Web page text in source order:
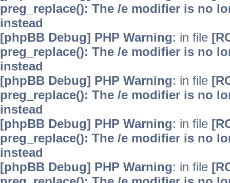
preg_replace(): The /e modifier is no
instead
[phpBB Debug] PHP Warning: in file
preg_replace(): The /e modifier is no
instead
[phpBB Debug] PHP Warning: in file
preg_replace(): The /e modifier is no
instead
[phpBB Debug] PHP Warning: in file
preg_replace(): The /e modifier is no
instead
[phpBB Debug] PHP Warning: in file